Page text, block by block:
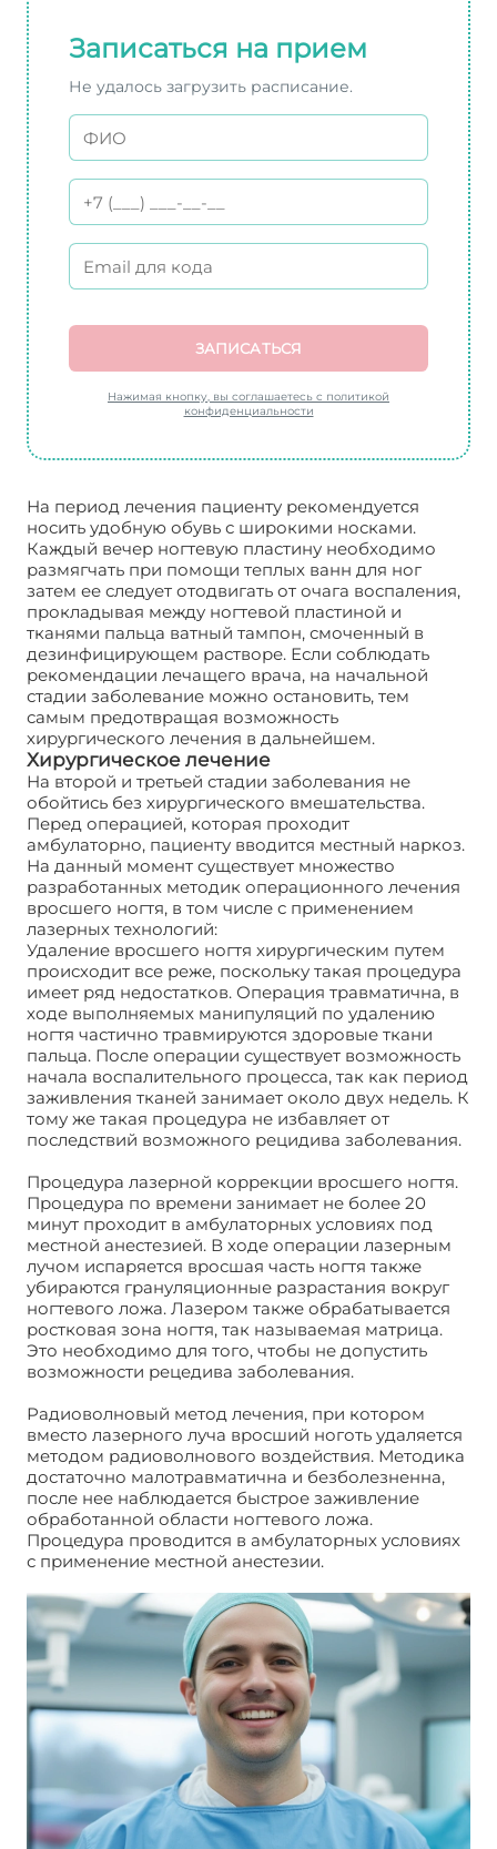
Записаться на прием
Не удалось загрузить расписание.
ЗАПИСАТЬСЯ
Нажимая кнопку, вы соглашаетесь с политикой
конфиденциальности
На период лечения пациенту рекомендуется
носить удобную обувь с широкими носками.
Каждый вечер ногтевую пластину необходимо
размягчать при помощи теплых ванн для ног
затем ее следует отодвигать от очага воспаления,
прокладывая между ногтевой пластиной и
тканями пальца ватный тампон, смоченный в
дезинфицирующем растворе. Если соблюдать
рекомендации лечащего врача, на начальной
стадии заболевание можно остановить, тем
самым предотвращая возможность
хирургического лечения в дальнейшем.
Хирургическое лечение
На второй и третьей стадии заболевания не
обойтись без хирургического вмешательства.
Перед операцией, которая проходит
амбулаторно, пациенту вводится местный наркоз.
На данный момент существует множество
разработанных методик операционного лечения
вросшего ногтя, в том числе с применением
лазерных технологий:
Удаление вросшего ногтя хирургическим путем
происходит все реже, поскольку такая процедура
имеет ряд недостатков. Операция травматична, в
ходе выполняемых манипуляций по удалению
ногтя частично травмируются здоровые ткани
пальца. После операции существует возможность
начала воспалительного процесса, так как период
заживления тканей занимает около двух недель. К
тому же такая процедура не избавляет от
последствий возможного рецидива заболевания.
Процедура лазерной коррекции вросшего ногтя.
Процедура по времени занимает не более 20
минут проходит в амбулаторных условиях под
местной анестезией. В ходе операции лазерным
лучом испаряется вросшая часть ногтя также
убираются грануляционные разрастания вокруг
ногтевого ложа. Лазером также обрабатывается
ростковая зона ногтя, так называемая матрица.
Это необходимо для того, чтобы не допустить
возможности рецедива заболевания.
Радиоволновый метод лечения, при котором
вместо лазерного луча вросший ноготь удаляется
методом радиоволнового воздействия. Методика
достаточно малотравматична и безболезненна,
после нее наблюдается быстрое заживление
обработанной области ногтевого ложа.
Процедура проводится в амбулаторных условиях
с применение местной анестезии.